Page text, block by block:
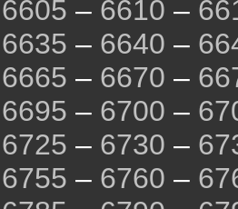
6605 – 6610 –
6635 – 6640 –
6665 – 6670 –
6695 – 6700 –
6725 – 6730 –
6755 – 6760 –